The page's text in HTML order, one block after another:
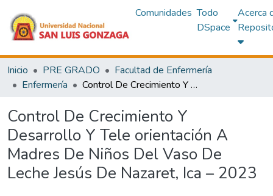
Comunidades Todo
DSpace
Acerca
Inicio PRE GRADO
Facultad de Enfermería
Enfermería
Control De Crecimiento Y Desarrollo Y Tele orientación A Madres De Niños Del Vaso De Leche Jesús De Nazaret, Ica – 2023
Control De Crecimiento Y
Desarrollo Y Tele orientación A
Madres De Niños Del Vaso De
Leche Jesús De Nazaret, Ica – 2023